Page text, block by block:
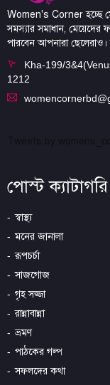
Women's Corner হচ্ছে
সমস্যার সমাধান, মেয়েদের
পারবেন আপনারা
Kha-199/
1212
পোস্ট ক্যাটাগরি
স্বাস্থ্য
মনের জানালা
রূপচর্চা
সাজগোজ
গৃহ সজ্জা
রান্নাবান্না
ভ্রমণ
পাঠকের গল্প
সফলদের কথা